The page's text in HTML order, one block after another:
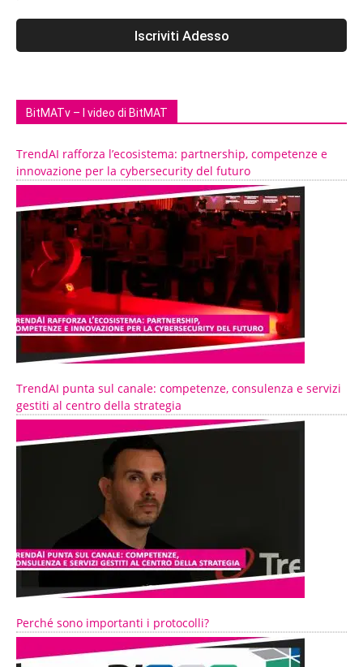
BitMATv – I video di BitMAT
TrendAI rafforza l’ecosistema: partnership, competenze e
innovazione per la cybersecurity del futuro
TrendAI punta sul canale: competenze, consulenza e servizi
gestiti al centro della strategia
Perché sono importanti i protocolli?